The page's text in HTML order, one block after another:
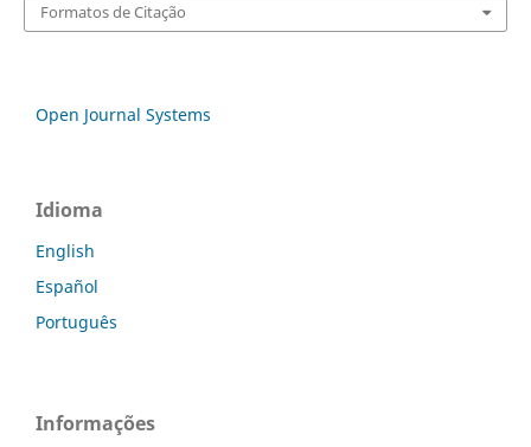
Formatos de Citação
Open Journal Systems
Idioma
English
Español
Português
Informações